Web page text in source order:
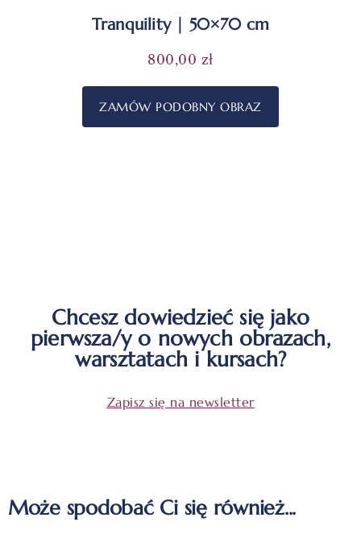
Tranquility | 50×70 cm
800,00 zł
ZAMÓW PODOBNY OBRAZ
Chcesz dowiedzieć się jako
pierwsza/y o nowych obrazach,
warsztatach i kursach?
Zapisz się na newsletter